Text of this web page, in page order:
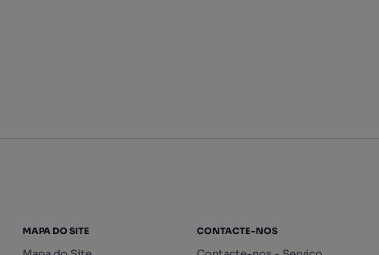
MAPA DO SITE CONTACTE-NOS